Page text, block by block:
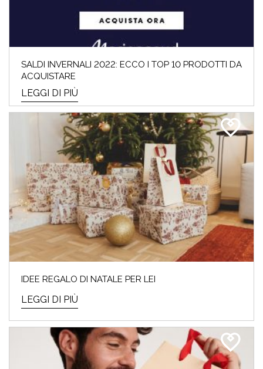
SALDI INVERNALI 2022: ECCO I TOP 10 PRODOTTI DA
ACQUISTARE
LEGGI DI PIÙ
IDEE REGALO DI NATALE PER LEI
LEGGI DI PIÙ